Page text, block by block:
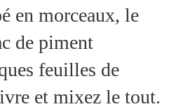
en morceaux, le
de piment
feuilles de
et mixez le tout.